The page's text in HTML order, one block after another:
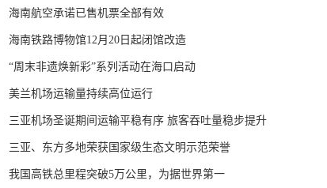
海南航空承诺已售机票全部有效
海南铁路博物馆12月20日起闭馆改造
“周末非遗焕新彩”系列活动在海口启动
美兰机场运输量持续高位运行
三亚机场圣诞期间运输平稳有序 旅客吞吐量稳步提升
三亚、东方多地荣获国家级生态文明示范荣誉
我国高铁总里程突破5万公里，为据世界第一